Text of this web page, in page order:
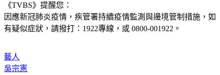
《TVBS》提醒您：
因應新冠肺炎疫情，疾管署持續疫情監測與邊境管制措施， 如
有疑似症狀，請撥打：1922專線，或 0800-001922。
藝人
吳宗憲